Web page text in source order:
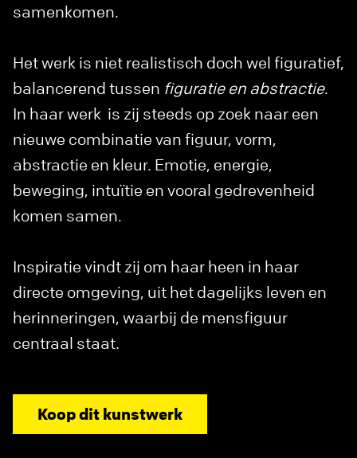
samenkomen.
Het werk is niet realistisch doch wel figuratief,
balancerend tussen figuratie en abstractie.
In haar werk is zij steeds op zoek naar een
nieuwe combinatie van figuur, vorm,
abstractie en kleur. Emotie, energie,
beweging, intuïtie en vooral gedrevenheid
komen samen.
Inspiratie vindt zij om haar heen in haar
directe omgeving, uit het dagelijks leven en
herinneringen, waarbij de mensfiguur
centraal staat.
Koop dit kunstwerk